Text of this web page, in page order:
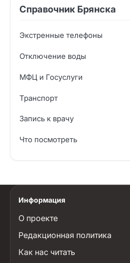
Справочник Брянска
Экстренные телефоны
Отключение воды
МФЦ и Госуслуги
Транспорт
Запись к врачу
Что посмотреть
Информация
О проекте
Редакционная политика
Как нас читать